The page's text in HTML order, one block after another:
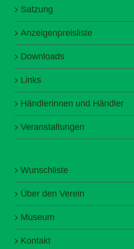
Satzung
Anzeigenpreisliste
Downloads
Links
Händlerinnen und Händler
Veranstaltungen
Wunschliste
Über den Verein
Museum
Kontakt